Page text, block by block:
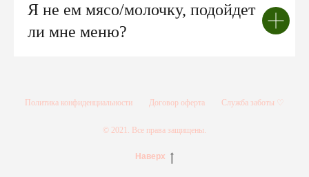
Я не ем мясо/молочку, подойдет
ли мне меню?
Политика конфиденциальности Договор оферта Служба заботы ♡
© 2021. Все права защищены.
Наверх